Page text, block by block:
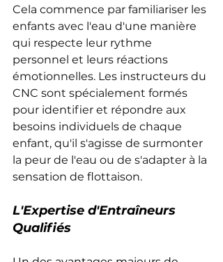
Cela commence par familiariser les
enfants avec l'eau d'une manière
qui respecte leur rythme
personnel et leurs réactions
émotionnelles. Les instructeurs du
CNC sont spécialement formés
pour identifier et répondre aux
besoins individuels de chaque
enfant, qu'il s'agisse de surmonter
la peur de l'eau ou de s'adapter à la
sensation de flottaison.
L'Expertise d'Entraîneurs
Qualifiés